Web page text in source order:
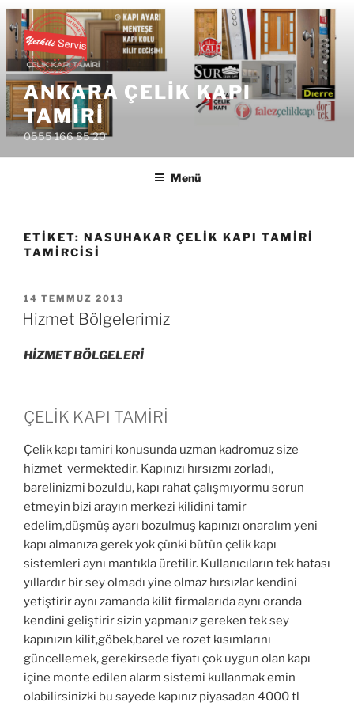
İçeriğe
geç
ANKARA ÇELIK KAPI
TAMIRI
0555 166 85 20
Menü
ETIKET: NASUHAKAR ÇELIK KAPI TAMIRI
TAMIRCISI
YAYIM
TARIHI
14 TEMMUZ 2013
Hizmet Bölgelerimiz
HİZMET BÖLGELERİ
ÇELİK KAPI TAMİRİ
Çelik kapı tamiri konusunda uzman kadromuz size
hizmet vermektedir. Kapınızı hırsızmı zorladı,
barelinizmi bozuldu, kapı rahat çalışmıyormu sorun
etmeyin bizi arayın merkezi kilidini tamir
edelim,düşmüş ayarı bozulmuş kapınızı onaralım yeni
kapı almanıza gerek yok çünki bütün çelik kapı
sistemleri aynı mantıkla üretilir. Kullanıcıların tek hatası
yıllardır bir sey olmadı yine olmaz hırsızlar kendini
yetiştirir aynı zamanda kilit firmalarıda aynı oranda
kendini geliştirir sizin yapmanız gereken tek sey
kapınızın kilit,göbek,barel ve rozet kısımlarını
güncellemek, gerekirsede fiyatı çok uygun olan kapı
içine monte edilen alarm sistemi kullanmak emin
olabilirsinizki bu sayede kapınız piyasadan 4000 tl